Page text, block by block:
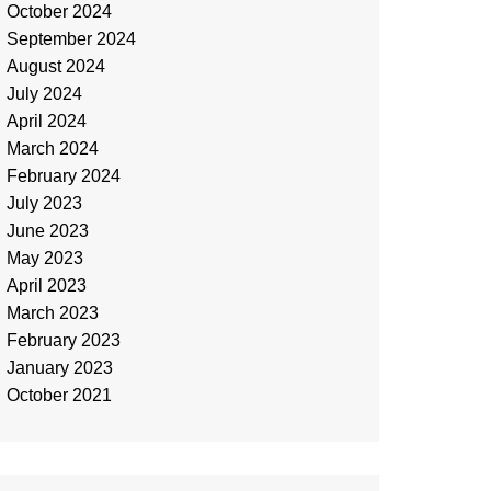
October 2024
September 2024
August 2024
July 2024
April 2024
March 2024
February 2024
July 2023
June 2023
May 2023
April 2023
March 2023
February 2023
January 2023
October 2021